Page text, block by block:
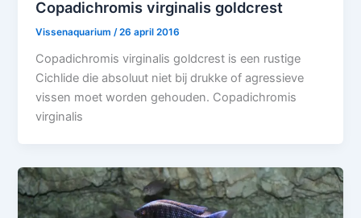
Copadichromis virginalis goldcrest
Vissenaquarium/26 april 2016
Copadichromis virginalis goldcrest is een rustige
Cichlide die absoluut niet bij drukke of agressieve
vissen moet worden gehouden. Copadichromis
virginalis